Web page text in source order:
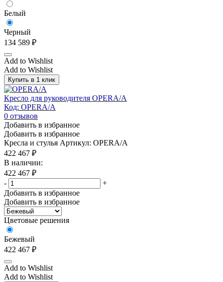
Белый
Черный
134 589 ₽
Add to Wishlist
Add to Wishlist
Купить в 1 клик
Кресло для руководителя OPERA/A
Код: OPERA/A
0 отзывов
Добавить в избранное
Добавить в избранное
Кресла и стулья Артикул: OPERA/A
422 467 ₽
В наличии:
422 467 ₽
-
+
Добавить в избранное
Добавить в избранное
Цветовые решения
Бежевый
422 467 ₽
Add to Wishlist
Add to Wishlist